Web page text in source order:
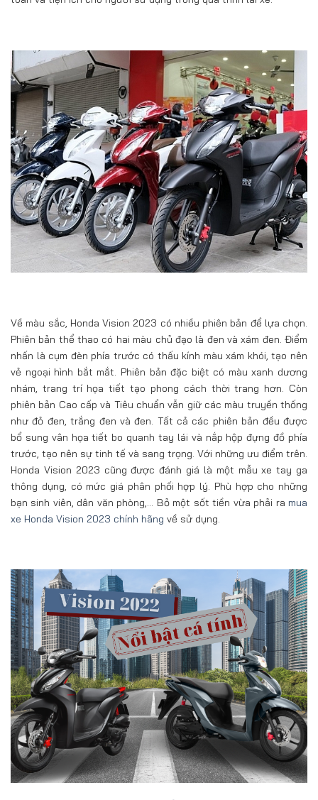
Về màu sắc, Honda Vision 2023 có nhiều phiên bản để lựa chọn.
Phiên bản thể thao có hai màu chủ đạo là đen và xám đen. Điểm
nhấn là cụm đèn phía trước có thấu kính màu xám khói, tạo nên
vẻ ngoại hình bắt mắt. Phiên bản đặc biệt có màu xanh dương
nhám, trang trí họa tiết tạo phong cách thời trang hơn. Còn
phiên bản Cao cấp và Tiêu chuẩn vẫn giữ các màu truyền thống
như đỏ đen, trắng đen và đen. Tất cả các phiên bản đều được
bổ sung vân họa tiết bo quanh tay lái và nắp hộp đựng đồ phía
trước, tạo nên sự tinh tế và sang trọng. Với những ưu điểm trên.
Honda Vision 2023 cũng được đánh giá là một mẫu xe tay ga
thông dụng, có mức giá phân phối hợp lý. Phù hợp cho những
bạn sinh viên, dân văn phòng,… Bỏ một sốt tiền vừa phải ra mua
xe Honda Vision 2023 chính hãng về sử dụng.